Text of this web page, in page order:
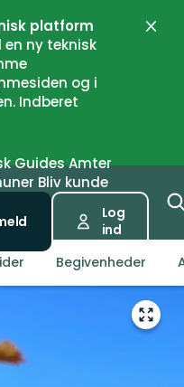
platform
ny teknisk
og i
Indberet
Luk
GuidesAmter
Bliv kunde
Log
ind
Begivenheder
Gå
til